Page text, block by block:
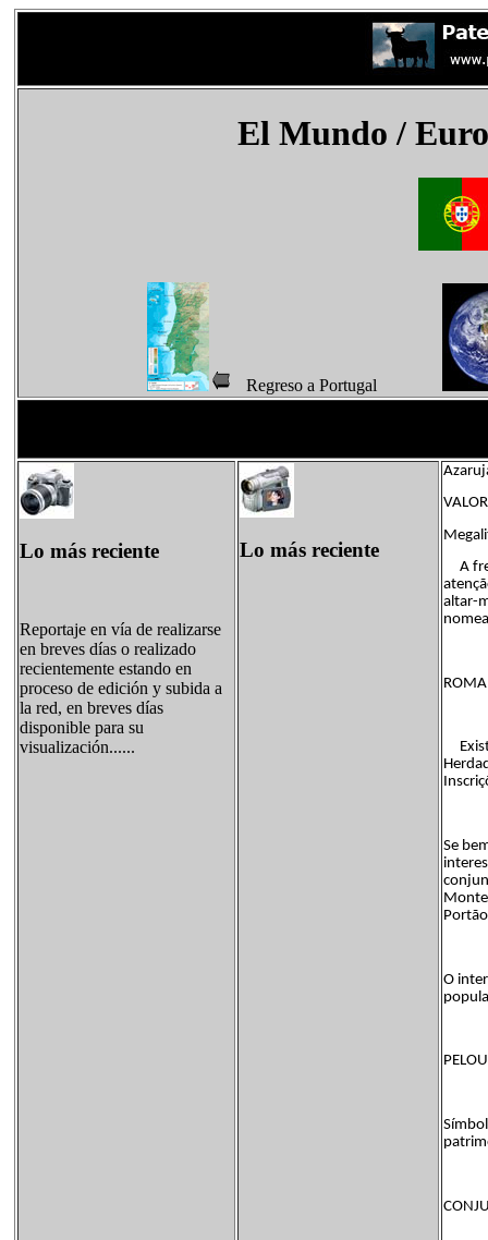
El Mundo/
Regreso a Portugal
Lo más reciente
Reportaje en vía de realizarse
en breves días o realizado
recientemente estando en
proceso de edición y subida a
la red, en breves días
disponible para su
visualización......
Lo más reciente
A
altar-
Se
O